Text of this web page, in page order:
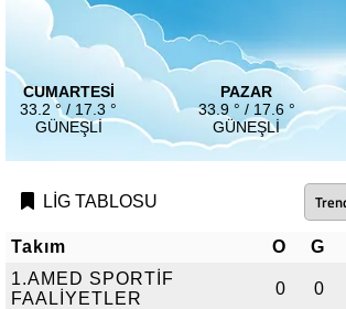
CUMARTESI
33.2 ° / 17.3 °
GÜNEŞLI
PAZAR
33.9 ° / 17.6 °
GÜNEŞLI
LİG TABLOSU
Takım O G
1.AMED SPORTİF
FAALİYETLER
0 0